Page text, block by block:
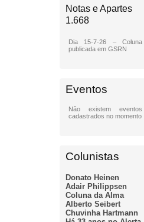
Notas e Apartes
1.668
Dia 15-7-26 – Coluna
publicada em GSRN
Eventos
Não existem eventos
cadastrados no momento
Colunistas
Donato Heinen
Adair Philippsen
Coluna da Alma
Alberto Seibert
Chuvinha Hartmann